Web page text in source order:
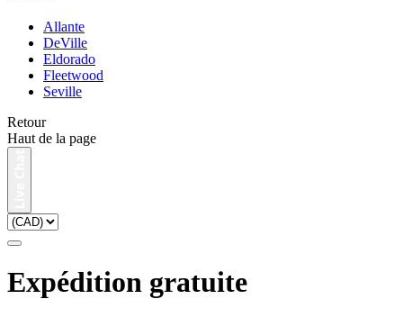
Allante
DeVille
Eldorado
Fleetwood
Seville
Retour
Haut de la page
Expédition gratuite